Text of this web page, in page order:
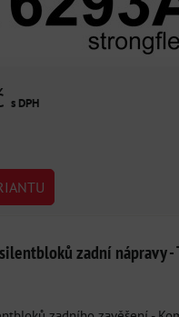
s DPH
zadní nápravy -